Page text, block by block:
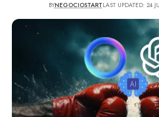
BYNEGOCIOSTARTLAST UPDATED: 24